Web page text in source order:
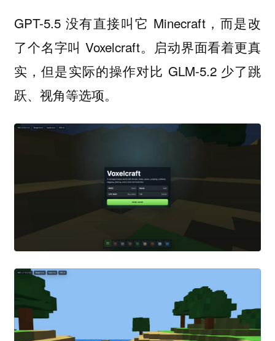
GPT-5.5 没有直接叫它 Minecraft，而是改
了个名字叫 Voxelcraft。启动界面看着更真
实，但是实际的操作对比 GLM-5.2 少了跳
跃、视角等选项。